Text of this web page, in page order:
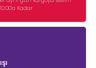
Kadar